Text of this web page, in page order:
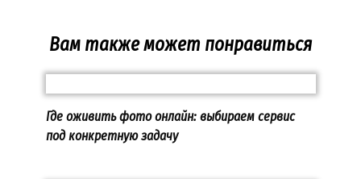
Вам также может понравиться
Где оживить фото онлайн: выбираем сервис
под конкретную задачу